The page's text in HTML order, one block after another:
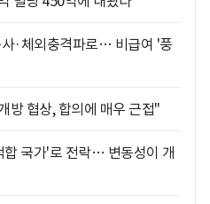
·체외충격파로… 비급여 '풍
방 협상, 합의에 매우 근접"
합 국가'로 전락… 변동성이 개